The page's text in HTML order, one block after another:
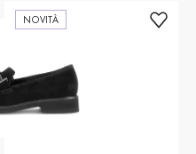
NOVITÀ